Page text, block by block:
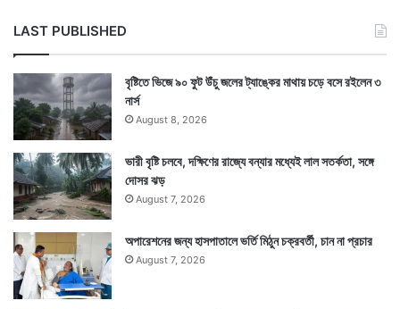
LAST PUBLISHED
বৃষ্টিতে ভিজে ৯০ ফুট উঁচু জলের ট্যাঙ্কের মাথায় চড়ে বসে রইলেন ৩
নার্স
August 8, 2026
ভারী বৃষ্টি চলবে, দক্ষিণের রাজ্যে বন্যার মধ্যেই লাল সতর্কতা, সঙ্গে
দোসর ঝড়
August 7, 2026
অপারেশনের জন্য হাসপাতালে ভর্তি মিঠুন চক্রবর্তী, চান না প্রচার
August 7, 2026